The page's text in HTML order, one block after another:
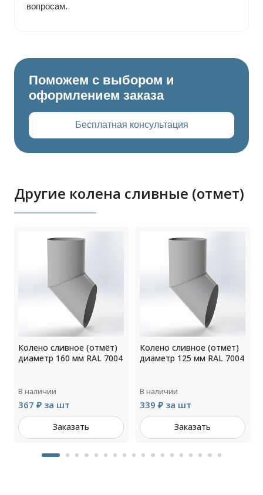
вопросам.
Поможем с выбором и
оформлением заказа
Бесплатная консультация
Другие колена сливные (отмет)
Колено сливное (отмёт)
диаметр 160 мм RAL 7004
В наличии
367 ₽ за шт
Заказать
Колено сливное (отмёт)
диаметр 125 мм RAL 7004
В наличии
339 ₽ за шт
Заказать